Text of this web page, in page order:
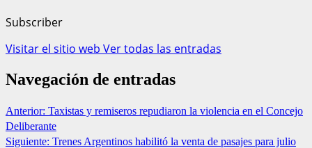
Subscriber
Visitar el sitio web Ver todas las entradas
Navegación de entradas
Anterior: Taxistas y remiseros repudiaron la violencia en el Concejo
Deliberante
Siguiente: Trenes Argentinos habilitó la venta de pasajes para julio